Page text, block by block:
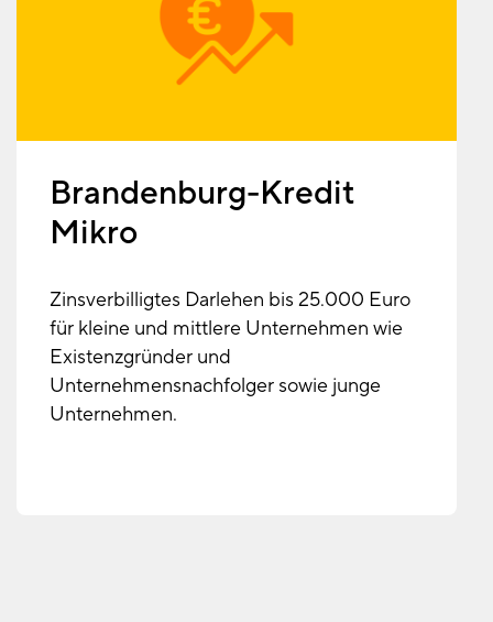
Brandenburg-Kredit
Mikro
Zinsverbilligtes Darlehen bis 25.000 Euro
für kleine und mittlere Unternehmen wie
Existenzgründer und
Unternehmensnachfolger sowie junge
Unternehmen.